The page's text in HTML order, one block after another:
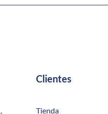
Clientes
Tienda